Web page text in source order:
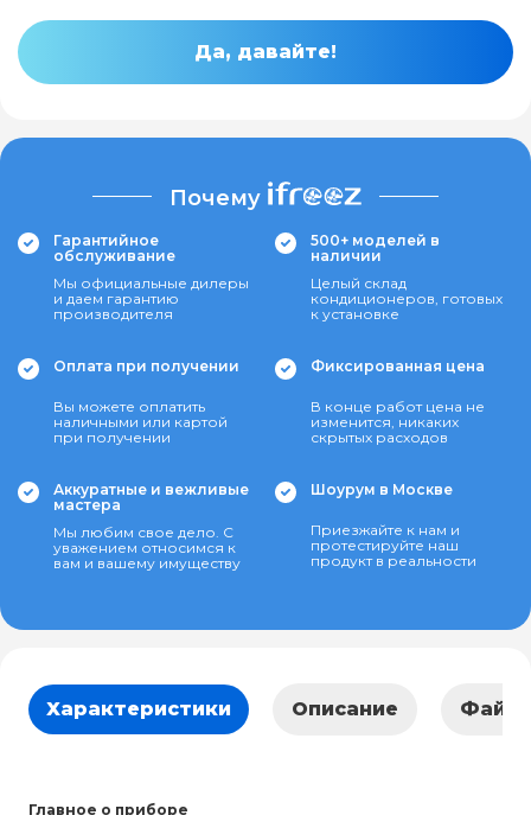
Да, давайте!
Почему
Гарантийное
обслуживание
Мы официальные дилеры
и даем гарантию
производителя
500+ моделей в
наличии
Целый склад
кондиционеров, готовых
к установке
Оплата при получении
Вы можете оплатить
наличными или картой
при получении
Фиксированная цена
В конце работ цена не
изменится, никаких
скрытых расходов
Аккуратные и вежливые
мастера
Мы любим свое дело. С
уважением относимся к
вам и вашему имуществу
Шоурум в Москве
Приезжайте к нам и
протестируйте наш
продукт в реальности
Характеристики Описание
Главное о приборе